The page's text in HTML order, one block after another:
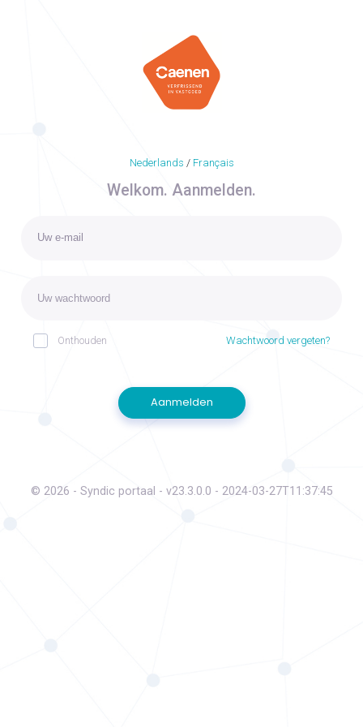
Nederlands / Français
Welkom. Aanmelden.
Onthouden Wachtwoord vergeten?
Aanmelden
© 2026 - Syndic portaal - v23.3.0.0 - 2024-03-27T11:37:45